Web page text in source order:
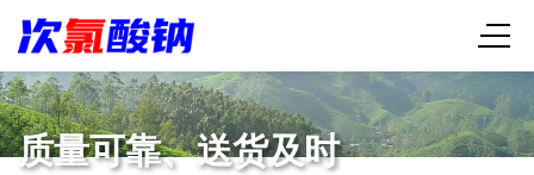
售后到位、服务贴心